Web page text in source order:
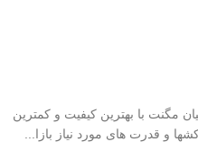
مگنت با بهترین کیفیت و کمترین
و قدرت های مورد نیاز بازا...